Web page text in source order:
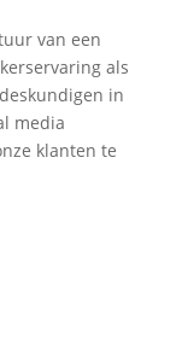
van een
als
in
media
klanten te